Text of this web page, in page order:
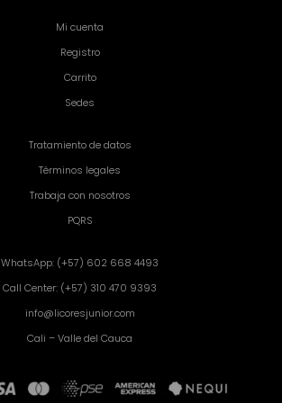
Mi cuenta
Registro
Carrito
Sedes
Tratamiento de datos
Términos legales
Trabaja con nosotros
PQRS
WhatsApp: (+57) 602 668 4493
Call Center: (+57) 310 470 9393
info@licoresjunior.com
Cali – Valle del Cauca